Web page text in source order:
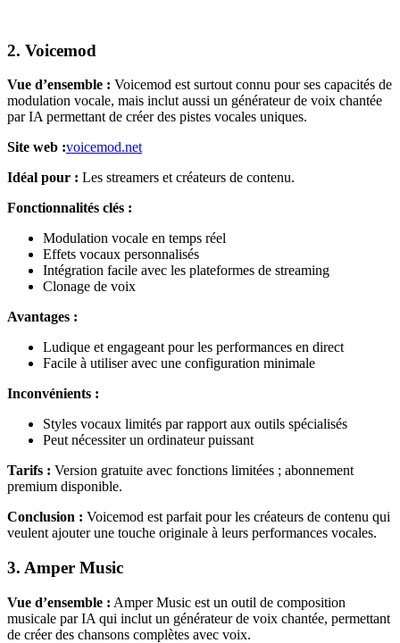
2. Voicemod
Vue d’ensemble : Voicemod est surtout connu pour ses capacités de
modulation vocale, mais inclut aussi un générateur de voix chantée
par IA permettant de créer des pistes vocales uniques.
Site web :voicemod.net
Idéal pour : Les streamers et créateurs de contenu.
Fonctionnalités clés :
Modulation vocale en temps réel
Effets vocaux personnalisés
Intégration facile avec les plateformes de streaming
Clonage de voix
Avantages :
Ludique et engageant pour les performances en direct
Facile à utiliser avec une configuration minimale
Inconvénients :
Styles vocaux limités par rapport aux outils spécialisés
Peut nécessiter un ordinateur puissant
Tarifs : Version gratuite avec fonctions limitées ; abonnement
premium disponible.
Conclusion : Voicemod est parfait pour les créateurs de contenu qui
veulent ajouter une touche originale à leurs performances vocales.
3. Amper Music
Vue d’ensemble : Amper Music est un outil de composition
musicale par IA qui inclut un générateur de voix chantée, permettant
de créer des chansons complètes avec voix.